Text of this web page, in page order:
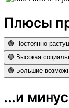
Плюсы
🟢 Постоянно
🟢 Высокая
🟢 Большие
...и